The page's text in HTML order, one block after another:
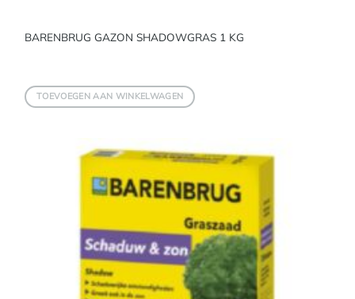
BARENBRUG GAZON SHADOWGRAS 1 KG
TOEVOEGEN AAN WINKELWAGEN